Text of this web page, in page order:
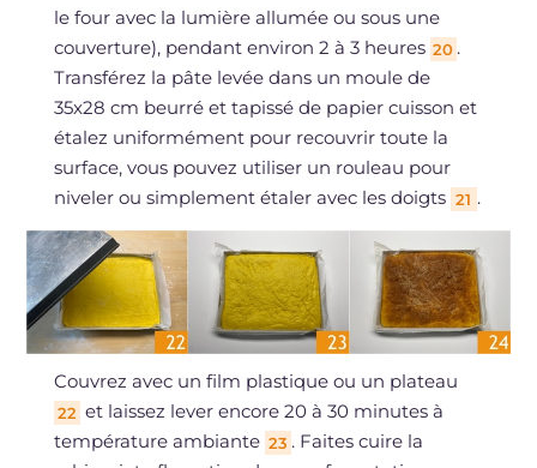
le four avec la lumière allumée ou sous une
couverture), pendant environ 2 à 3 heures 20 .
Transférez la pâte levée dans un moule de
35x28 cm beurré et tapissé de papier cuisson et
étalez uniformément pour recouvrir toute la
surface, vous pouvez utiliser un rouleau pour
niveler ou simplement étaler avec les doigts 21 .
Couvrez avec un film plastique ou un plateau
22 et laissez lever encore 20 à 30 minutes à
température ambiante 23 . Faites cuire la